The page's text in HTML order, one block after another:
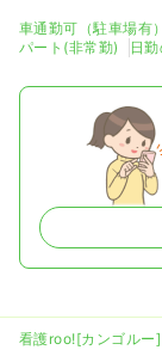
車通勤可（駐車場有）
パート(非常勤)
日
看護roo![カンゴルー]